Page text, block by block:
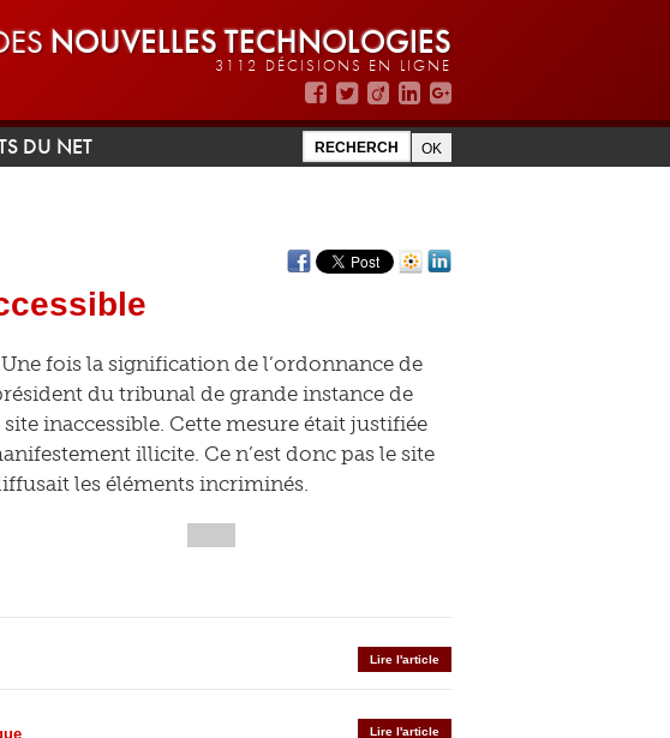
NOUVELLES TECHNOLOGIES
3112 DÉCISIONS EN LIGNE
DU NET
fois la signification de l’ordonnance de
du tribunal de grande instance de
inaccessible. Cette mesure était justifiée
illicite. Ce n’est donc pas le site
les éléments incriminés.
Lire l'article
Lire l'article